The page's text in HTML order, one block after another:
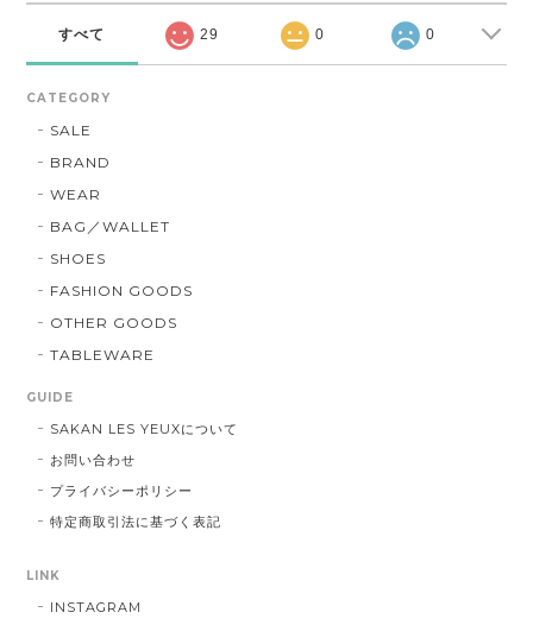
すべて 29 0 0
CATEGORY
SALE
BRAND
WEAR
BAG／WALLET
SHOES
FASHION GOODS
OTHER GOODS
TABLEWARE
GUIDE
SAKAN LES YEUXについて
お問い合わせ
プライバシーポリシー
特定商取引法に基づく表記
LINK
INSTAGRAM